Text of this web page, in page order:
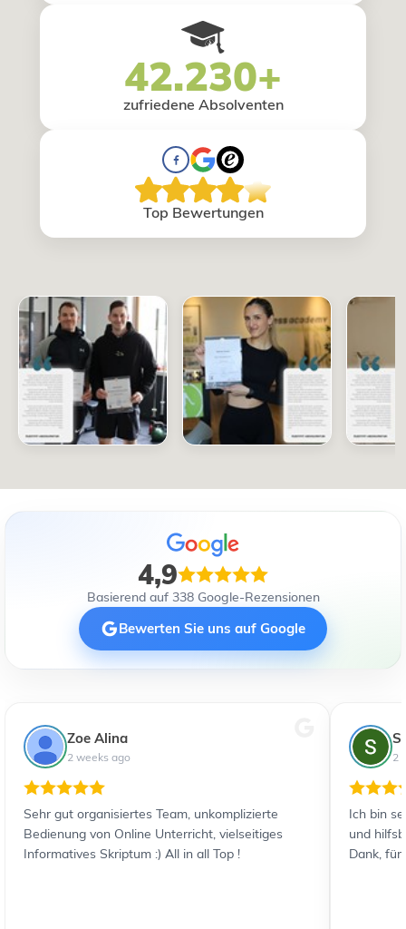
42.230+
zufriedene Absolventen
Top Bewertungen
4,9
Basierend auf 338 Google-Rezensionen
Bewerten Sie uns auf Google
Zoe Alina
2 weeks ago
Sehr gut organisiertes Team, unkomplizierte
Bedienung von Online Unterricht, vielseitiges
Informatives Skriptum :) All in all Top !
2
Ich bin
und
Dank, für